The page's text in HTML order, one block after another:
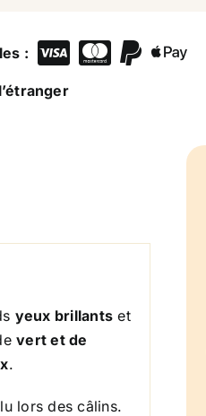
:
yeux brillants et
vert et de
.
lors des câlins.